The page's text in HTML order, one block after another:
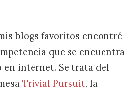
blogs favoritos encontré
que se encuentra
en internet. Se trata del
Trivial Pursuit, la